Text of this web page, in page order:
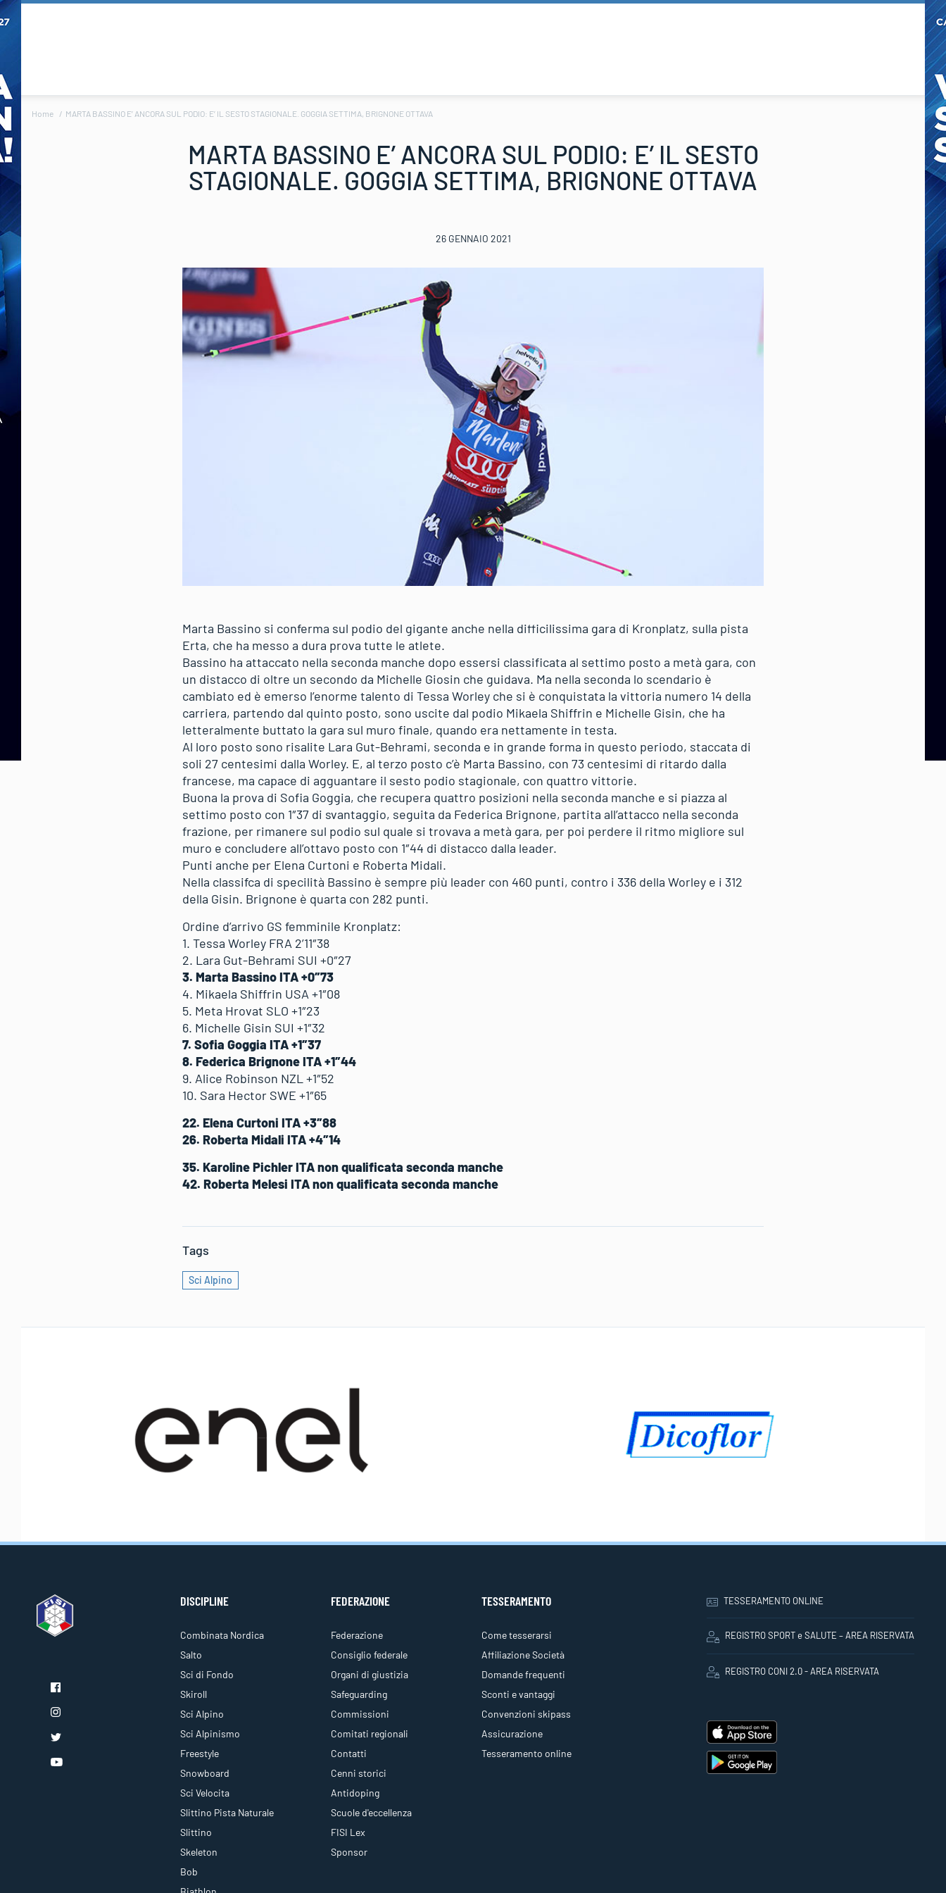
Home MARTA BASSINO E’ ANCORA SUL PODIO: E’ IL SESTO STAGIONALE. GOGGIA SETTIMA, BRIGNONE OTTAVA
MARTA BASSINO E’ ANCORA SUL PODIO: E’ IL SESTO
STAGIONALE. GOGGIA SETTIMA, BRIGNONE OTTAVA
26 GENNAIO 2021
Marta Bassino si conferma sul podio del gigante anche nella difficilissima gara di Kronplatz, sulla pista
Erta, che ha messo a dura prova tutte le atlete.
Bassino ha attaccato nella seconda manche dopo essersi classificata al settimo posto a metà gara, con
un distacco di oltre un secondo da Michelle Giosin che guidava. Ma nella seconda lo scendario è
cambiato ed è emerso l’enorme talento di Tessa Worley che si è conquistata la vittoria numero 14 della
carriera, partendo dal quinto posto, sono uscite dal podio Mikaela Shiffrin e Michelle Gisin, che ha
letteralmente buttato la gara sul muro finale, quando era nettamente in testa.
Al loro posto sono risalite Lara Gut-Behrami, seconda e in grande forma in questo periodo, staccata di
soli 27 centesimi dalla Worley. E, al terzo posto c’è Marta Bassino, con 73 centesimi di ritardo dalla
francese, ma capace di agguantare il sesto podio stagionale, con quattro vittorie.
Buona la prova di Sofia Goggia, che recupera quattro posizioni nella seconda manche e si piazza al
settimo posto con 1″37 di svantaggio, seguita da Federica Brignone, partita all’attacco nella seconda
frazione, per rimanere sul podio sul quale si trovava a metà gara, per poi perdere il ritmo migliore sul
muro e concludere all’ottavo posto con 1″44 di distacco dalla leader.
Punti anche per Elena Curtoni e Roberta Midali.
Nella classifca di specilità Bassino è sempre più leader con 460 punti, contro i 336 della Worley e i 312
della Gisin. Brignone è quarta con 282 punti.
Ordine d’arrivo GS femminile Kronplatz:
1. Tessa Worley FRA 2’11″38
2. Lara Gut-Behrami SUI +0″27
3. Marta Bassino ITA +0″73
4. Mikaela Shiffrin USA +1″08
5. Meta Hrovat SLO +1″23
6. Michelle Gisin SUI +1″32
7. Sofia Goggia ITA +1″37
8. Federica Brignone ITA +1″44
9. Alice Robinson NZL +1″52
10. Sara Hector SWE +1″65
22. Elena Curtoni ITA +3″88
26. Roberta Midali ITA +4″14
35. Karoline Pichler ITA non qualificata seconda manche
42. Roberta Melesi ITA non qualificata seconda manche
Tags
Sci Alpino
DISCIPLINE
Combinata Nordica
Salto
Sci di Fondo
Skiroll
Sci Alpino
Sci Alpinismo
Freestyle
Snowboard
Sci Velocita
Slittino Pista Naturale
Slittino
Skeleton
Bob
FEDERAZIONE
Federazione
Consiglio federale
Organi di giustizia
Safeguarding
Commissioni
Comitati regionali
Contatti
Cenni storici
Antidoping
Scuole d'eccellenza
FISI Lex
Sponsor
TESSERAMENTO
Come tesserarsi
Affiliazione Società
Domande frequenti
Sconti e vantaggi
Convenzioni skipass
Assicurazione
Tesseramento online
TESSERAMENTO ONLINE
REGISTRO SPORT e SALUTE – AREA RISERVATA
REGISTRO CONI 2.0 - AREA RISERVATA